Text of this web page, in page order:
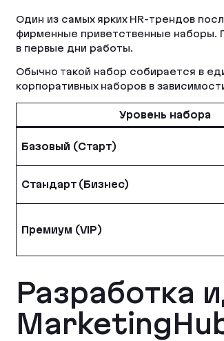
Один из самых ярких HR-трендов
фирменные приветственные наборы.
в первые дни работы.
Обычно такой набор собирается в
корпоративных наборов в
Уровень набора
Базовый (Старт)
Стандарт (Бизнес)
Премиум (VIP)
Разработка